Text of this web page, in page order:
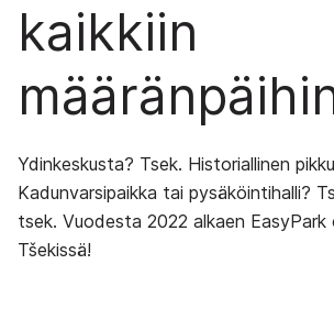
kaikkiin
Ydinkeskusta? Tsek. Historiallinen
Kadunvarsipaikka tai pysäköintihalli?
tsek. Vuodesta 2022 alkaen
Tšekissä!